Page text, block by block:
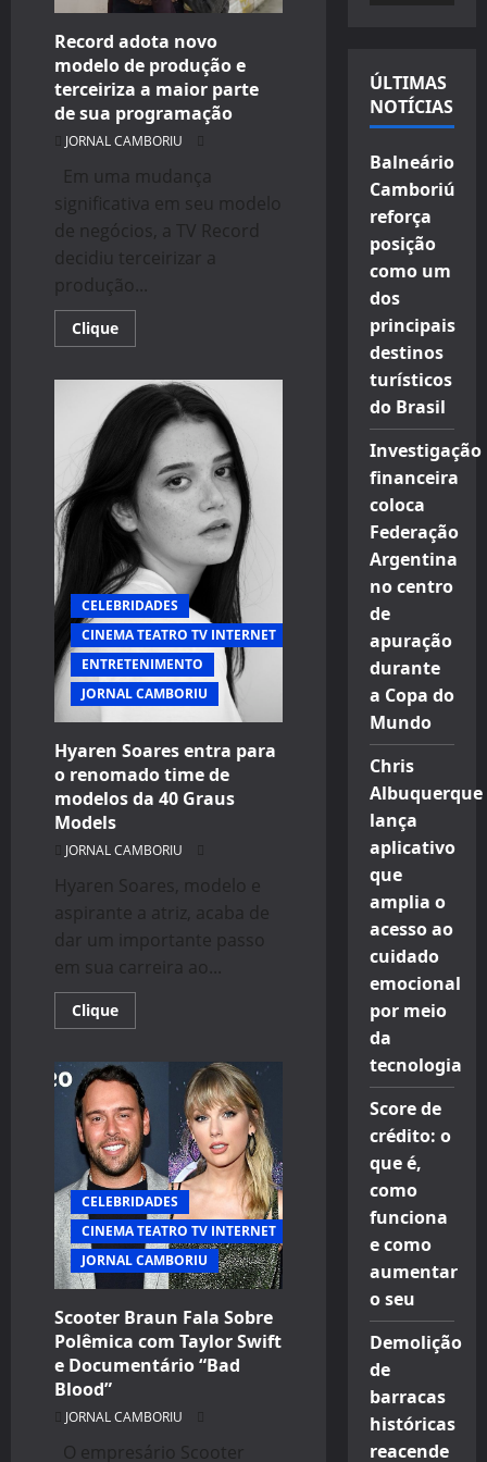
de
Troca”
Record adota novo
modelo de produção e
terceiriza a maior parte
de sua programação
JORNAL CAMBORIU
Em uma mudança
significativa em seu modelo
de negócios, a TV Record
decidiu terceirizar a
produção...
CliqueRead
more
adota
novo
modelo
produção
terceiriza
a
maior
parte
de
sua
programação
CELEBRIDADES
CINEMA TEATRO TV INTERNET
ENTRETENIMENTO
JORNAL CAMBORIU
Hyaren Soares entra para
o renomado time de
modelos da 40 Graus
Models
JORNAL CAMBORIU
Hyaren Soares, modelo e
aspirante a atriz, acaba de
dar um importante passo
em sua carreira ao...
CliqueRead
more
Soares
entra
para
o
renomado
time
de
modelos
da
40
Graus
Models
CELEBRIDADES
CINEMA TEATRO TV INTERNET
JORNAL CAMBORIU
Scooter Braun Fala Sobre
Polêmica com Taylor Swift
e Documentário “Bad
Blood”
JORNAL CAMBORIU
O empresário Scooter
ÚLTIMAS
NOTÍCIAS
Balneário
Camboriú
reforça
posição
como um
dos
principais
destinos
turísticos
do Brasil
Investigação
financeira
coloca
Federação
Argentina
no centro
de
apuração
durante
a Copa do
Mundo
Chris
Albuquerque
lança
aplicativo
que
amplia o
acesso ao
cuidado
emocional
por meio
da
tecnologia
Score de
crédito: o
que é,
como
funciona
e como
aumentar
o seu
Demolição
de
barracas
históricas
reacende